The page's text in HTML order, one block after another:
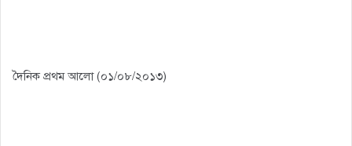
দৈনিক প্রথম আলো (০১/০৮/২০১৩)